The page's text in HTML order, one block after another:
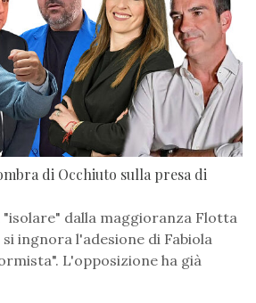
di Occhiuto sulla presa di
dalla maggioranza Flotta
ingnora l'adesione di Fabiola
L'opposizione ha già